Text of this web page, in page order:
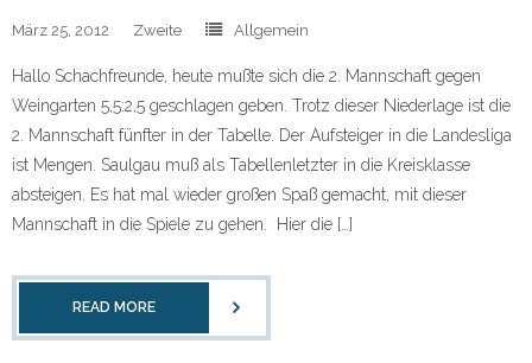
März 25, 2012 Zweite Allgemein
Hallo Schachfreunde, heute mußte sich die 2. Mannschaft gegen
Weingarten 5,5:2,5 geschlagen geben. Trotz dieser Niederlage ist die
2. Mannschaft fünfter in der Tabelle. Der Aufsteiger in die Landesliga
ist Mengen. Saulgau muß als Tabellenletzter in die Kreisklasse
absteigen. Es hat mal wieder großen Spaß gemacht, mit dieser
Mannschaft in die Spiele zu gehen. Hier die […]
READ MORE